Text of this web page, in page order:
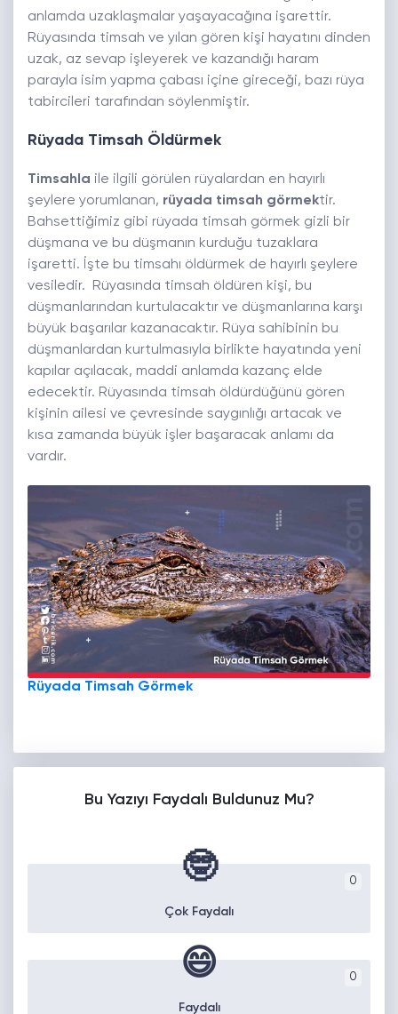
anlamda uzaklaşmalar yaşayacağına işarettir.
Rüyasında timsah ve yılan gören kişi hayatını dinden
uzak, az sevap işleyerek ve kazandığı haram
parayla isim yapma çabası içine gireceği, bazı rüya
tabircileri tarafından söylenmiştir.
Rüyada Timsah Öldürmek
Timsahla ile ilgili görülen rüyalardan en hayırlı
şeylere yorumlanan, rüyada timsah görmektir.
Bahsettiğimiz gibi rüyada timsah görmek gizli bir
düşmana ve bu düşmanın kurduğu tuzaklara
işaretti. İşte bu timsahı öldürmek de hayırlı şeylere
vesiledir. Rüyasında timsah öldüren kişi, bu
düşmanlarından kurtulacaktır ve düşmanlarına karşı
büyük başarılar kazanacaktır. Rüya sahibinin bu
düşmanlardan kurtulmasıyla birlikte hayatında yeni
kapılar açılacak, maddi anlamda kazanç elde
edecektir. Rüyasında timsah öldürdüğünü gören
kişinin ailesi ve çevresinde saygınlığı artacak ve
kısa zamanda büyük işler başaracak anlamı da
vardır.
Rüyada Timsah Görmek
Bu Yazıyı Faydalı Buldunuz Mu?
0
🤓
Çok Faydalı
0
😄
Faydalı